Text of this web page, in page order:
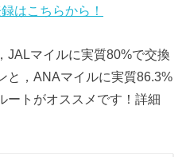
はこちらから！
JALマイルに実質80%で交換
と，ANAマイルに実質86.3%
ートがオススメです！詳細